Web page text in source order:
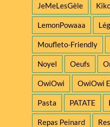
JeMeLesGèle
LemonPowaaa
Moufleto-Friendly
Noyel Oeufs
OwiOwi OwiOwi
Pasta PATATE
Repas Peinard